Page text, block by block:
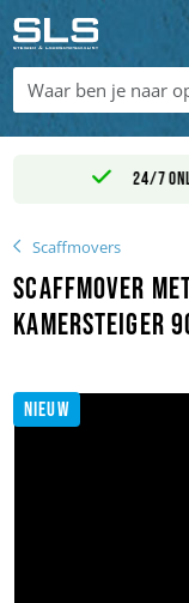
Scaffmovers
Scaffmover
kamersteiger
NIEUW